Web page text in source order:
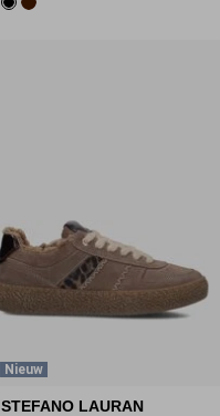
Nieuw
STEFANO LAURAN